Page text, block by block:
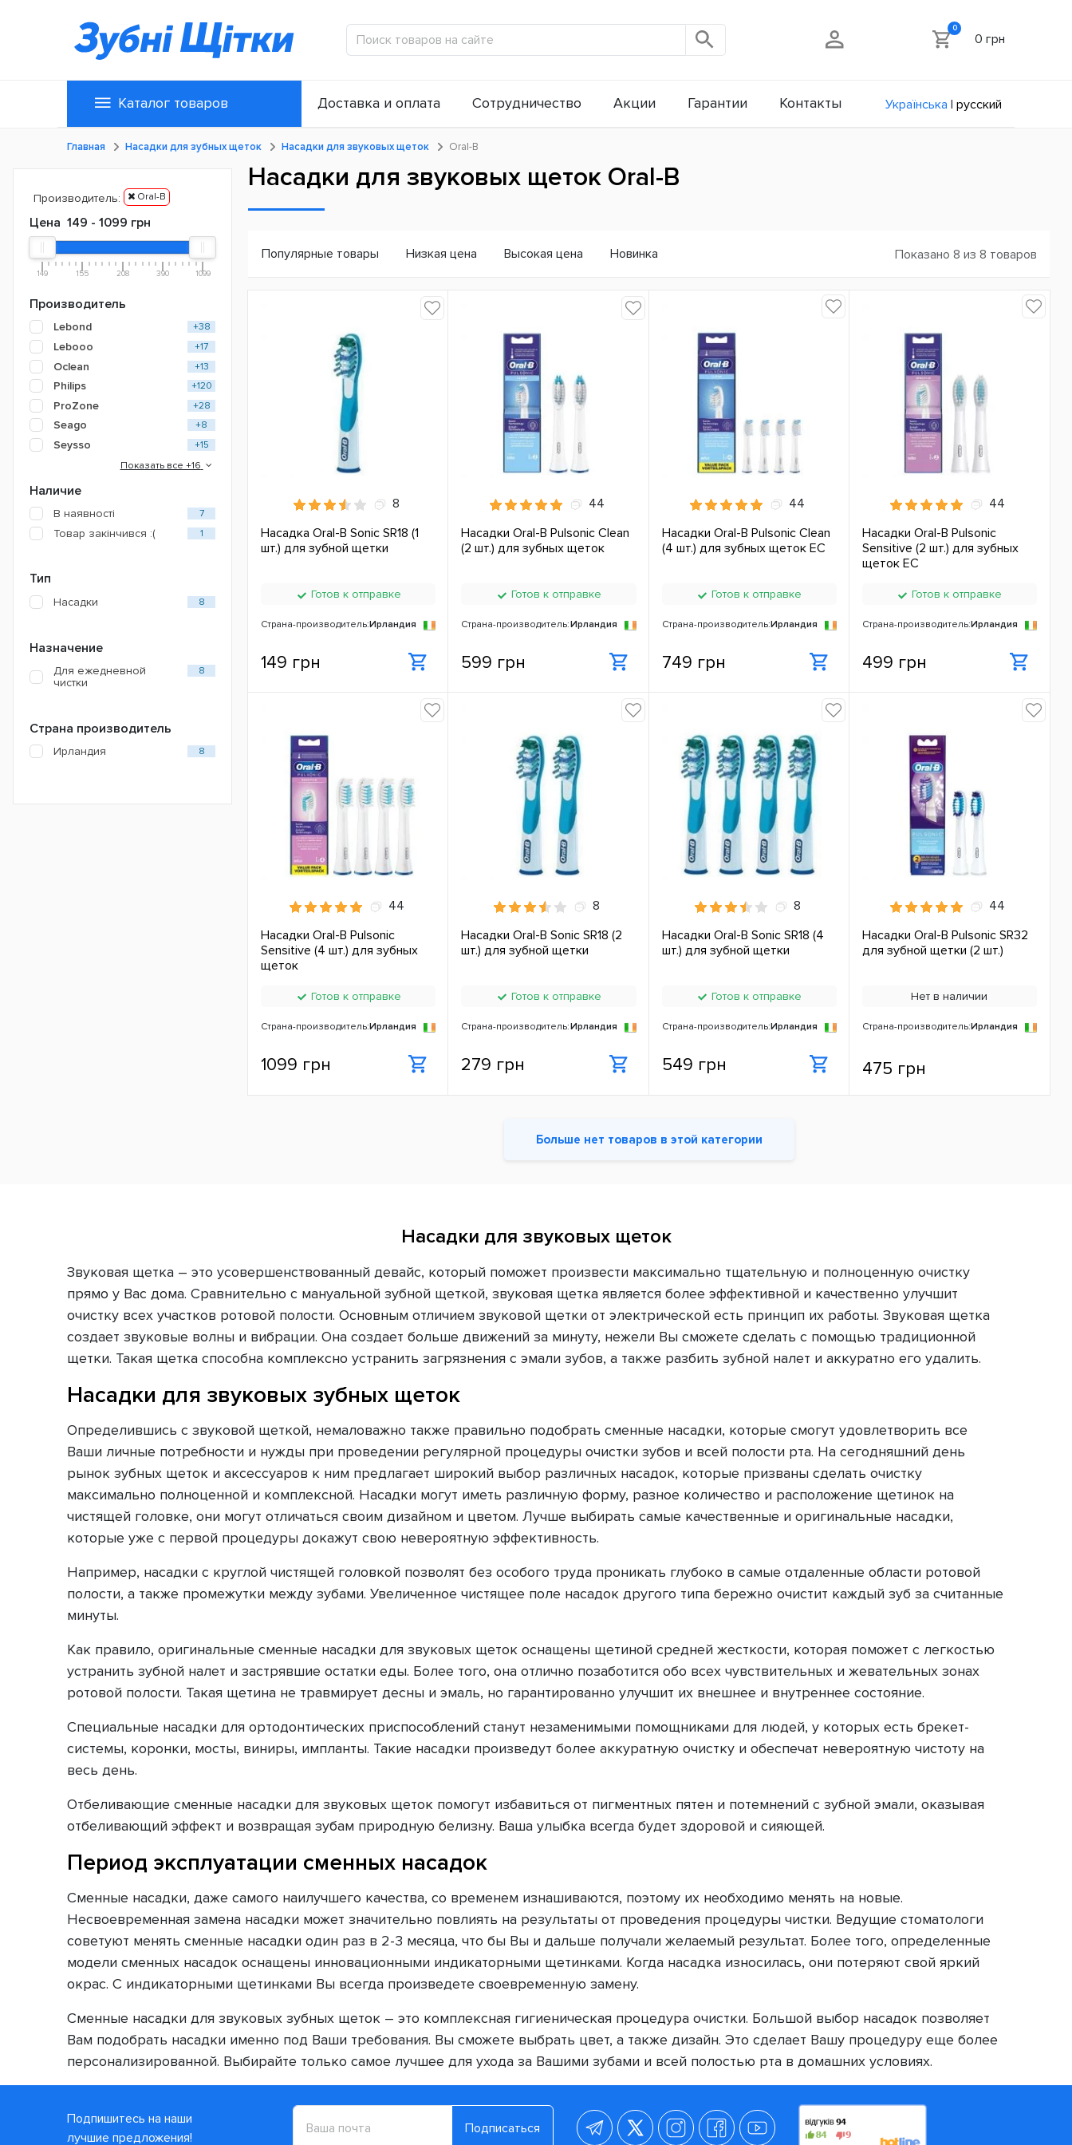
0
0 грн
Каталог товаров Доставка и оплата Сотрудничество Акции Гарантии Контакты Українська | русский
Главная Насадки для зубных щеток Насадки для звуковых щеток Oral-B
Производитель: Oral-B
Цена 149 - 1099 грн
149 155 208 390 1099
Производитель
Lebond +38
Lebooo +17
Oclean +13
Philips +120
ProZone +28
Seago +8
Seysso
+15
Показать все +16
Наличие
В наявності 7
Товар закінчився :( 1
Тип
Насадки 8
Назначение
Для ежедневной
чистки
8
Страна производитель
Ирландия 8
Насадки для звуковых щеток Oral-B
Популярные товары Низкая цена Высокая цена Новинка Показано 8 из 8 товаров
8
Насадка Oral-B Sonic SR18 (1
шт.) для зубной щетки
Готов к отправке
Страна-производитель:Ирландия
149 грн
44
Насадки Oral-B Pulsonic Clean
(2 шт.) для зубных щеток
Готов к отправке
Страна-производитель:Ирландия
599 грн
44
Насадки Oral-B Pulsonic Clean
(4 шт.) для зубных щеток ЕС
Готов к отправке
Страна-производитель:Ирландия
749 грн
44
Насадки Oral-B Pulsonic
Sensitive (2 шт.) для зубных
щеток ЕС
Готов к отправке
Страна-производитель:Ирландия
499 грн
44
Насадки Oral-B Pulsonic
Sensitive (4 шт.) для зубных
щеток
Готов к отправке
Страна-производитель:Ирландия
1099 грн
8
Насадки Oral-B Sonic SR18 (2
шт.) для зубной щетки
Готов к отправке
Страна-производитель:Ирландия
279 грн
8
Насадки Oral-B Sonic SR18 (4
шт.) для зубной щетки
Готов к отправке
Страна-производитель:Ирландия
549 грн
44
Насадки Oral-B Pulsonic SR32
для зубной щетки (2 шт.)
Нет в наличии
Страна-производитель:Ирландия
475 грн
Больше нет товаров в этой категории
Насадки для звуковых щеток
Звуковая щетка – это усовершенствованный девайс, который поможет произвести максимально тщательную и полноценную очистку
прямо у Вас дома. Сравнительно с мануальной зубной щеткой, звуковая щетка является более эффективной и качественно улучшит
очистку всех участков ротовой полости. Основным отличием звуковой щетки от электрической есть принцип их работы. Звуковая щетка
создает звуковые волны и вибрации. Она создает больше движений за минуту, нежели Вы сможете сделать с помощью традиционной
щетки. Такая щетка способна комплексно устранить загрязнения с эмали зубов, а также разбить зубной налет и аккуратно его удалить.
Насадки для звуковых зубных щеток
Определившись с звуковой щеткой, немаловажно также правильно подобрать сменные насадки, которые смогут удовлетворить все
Ваши личные потребности и нужды при проведении регулярной процедуры очистки зубов и всей полости рта. На сегодняшний день
рынок зубных щеток и аксессуаров к ним предлагает широкий выбор различных насадок, которые призваны сделать очистку
максимально полноценной и комплексной. Насадки могут иметь различную форму, разное количество и расположение щетинок на
чистящей головке, они могут отличатьcя своим дизайном и цветом. Лучше выбирать самые качественные и оригинальные насадки,
которые уже с первой процедуры докажут свою невероятную эффективность.
Например, насадки с круглой чистящей головкой позволят без особого труда проникать глубоко в самые отдаленные области ротовой
полости, а также промежутки между зубами. Увеличенное чистящее поле насадок другого типа бережно очистит каждый зуб за считанные
минуты.
Как правило, оригинальные сменные насадки для звуковых щеток оснащены щетиной средней жесткости, которая поможет с легкостью
устранить зубной налет и застрявшие остатки еды. Более того, она отлично позаботится обо всех чувствительных и жевательных зонах
ротовой полости. Такая щетина не травмирует десны и эмаль, но гарантированно улучшит их внешнее и внутреннее состояние.
Специальные насадки для ортодонтических приспособлений станут незаменимыми помощниками для людей, у которых есть брекет-
системы, коронки, мосты, виниры, импланты. Такие насадки произведут более аккуратную очистку и обеспечат невероятную чистоту на
весь день.
Отбеливающие сменные насадки для звуковых щеток помогут избавиться от пигментных пятен и потемнений с зубной эмали, оказывая
отбеливающий эффект и возвращая зубам природную белизну. Ваша улыбка всегда будет здоровой и сияющей.
Период эксплуатации сменных насадок
Сменные насадки, даже самого наилучшего качества, со временем изнашиваются, поэтому их необходимо менять на новые.
Несвоевременная замена насадки может значительно повлиять на результаты от проведения процедуры чистки. Ведущие стоматологи
советуют менять сменные насадки один раз в 2-3 месяца, что бы Вы и дальше получали желаемый результат. Более того, определенные
модели сменных насадок оснащены инновационными индикаторными щетинками. Когда насадка износилась, они потеряют свой яркий
окрас. С индикаторными щетинками Вы всегда произведете своевременную замену.
Сменные насадки для звуковых зубных щеток – это комплексная гигиеническая процедура очистки. Большой выбор насадок позволяет
Вам подобрать насадки именно под Ваши требования. Вы сможете выбрать цвет, а также дизайн. Это сделает Вашу процедуру еще более
персонализированной. Выбирайте только самое лучшее для ухода за Вашими зубами и всей полостью рта в домашних условиях.
Подпишитесь на наши
лучшие предложения!
Подписаться